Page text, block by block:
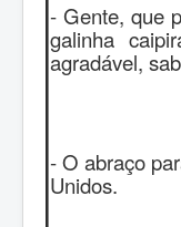
- Gente, que
galinha
agradável,
- O abraço
Unidos.